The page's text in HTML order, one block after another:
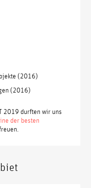
(2016)
(2016)
2019 durften wir uns
der besten